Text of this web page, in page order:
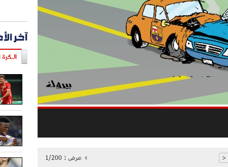
< عرض : 1/200
آخر
الـكرة